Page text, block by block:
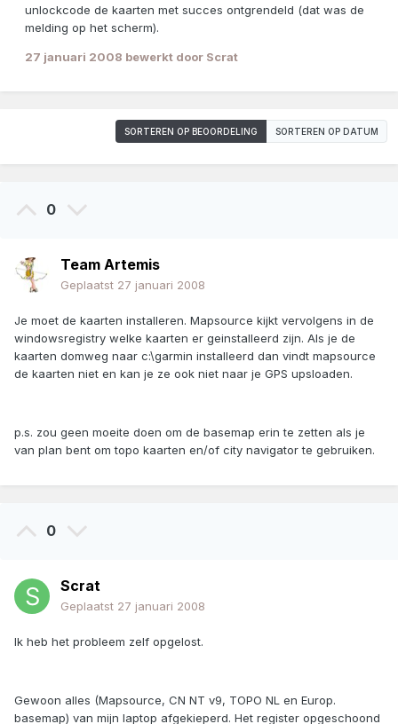
unlockcode de kaarten met succes ontgrendeld (dat was de
melding op het scherm).
27 januari 2008 bewerkt door Scrat
SORTEREN OP BEOORDELING SORTEREN OP DATUM
0
Team Artemis
Geplaatst 27 januari 2008
Je moet de kaarten installeren. Mapsource kijkt vervolgens in de
windowsregistry welke kaarten er geinstalleerd zijn. Als je de
kaarten domweg naar c:\garmin installeerd dan vindt mapsource
de kaarten niet en kan je ze ook niet naar je GPS upsloaden.
p.s. zou geen moeite doen om de basemap erin te zetten als je
van plan bent om topo kaarten en/of city navigator te gebruiken.
0
Scrat
Geplaatst 27 januari 2008
Ik heb het probleem zelf opgelost.
Gewoon alles (Mapsource, CN NT v9, TOPO NL en Europ.
basemap) van mijn laptop afgekieperd. Het register opgeschoond